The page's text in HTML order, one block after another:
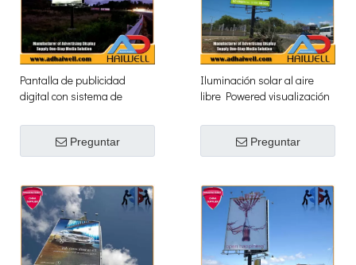
Pantalla de publicidad
digital con sistema de
para exteriores
Preguntar
Iluminación solar al aire
libre Powered visualización
cartelera
Preguntar